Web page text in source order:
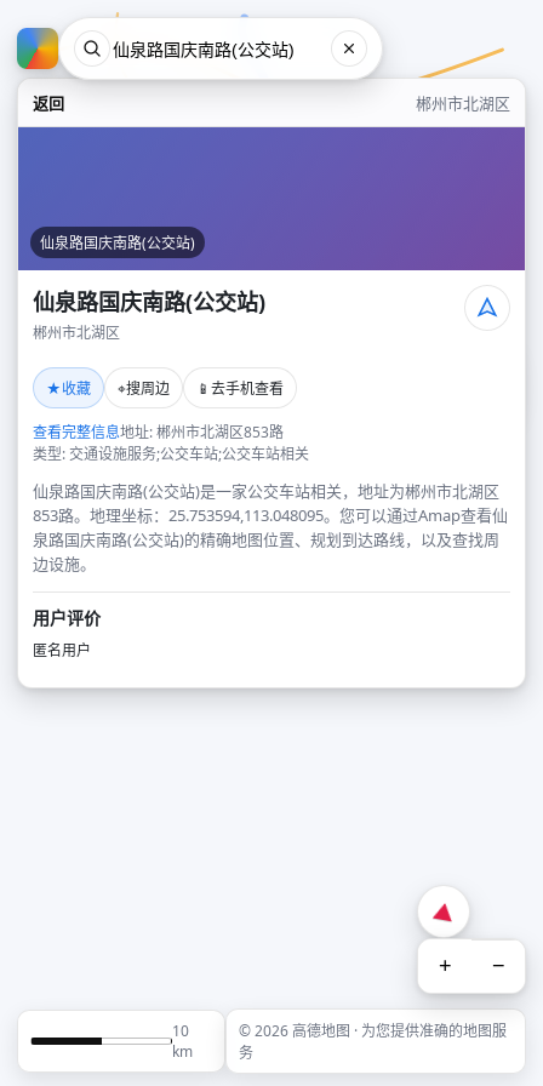
返回 郴州市北湖区
仙泉路国庆南路(公交站)
仙泉路国庆南路(公交站)
郴州市北湖区
★收藏 ⌖搜周边 📱 去手机查看
查看完整信息地址: 郴州市北湖区853路
类型: 交通设施服务;公交车站;公交车站相关
仙泉路国庆南路(公交站)是一家公交车站相关，地址为郴州市北湖区
853路。地理坐标：25.753594,113.048095。您可以通过Amap查看仙
泉路国庆南路(公交站)的精确地图位置、规划到达路线，以及查找周
边设施。
用户评价
匿名用户
+ −
10
km
© 2026 高德地图 · 为您提供准确的地图服
务